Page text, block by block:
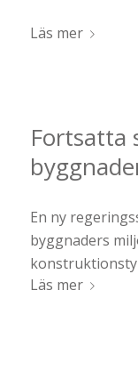
Läs mer
Fortsatta
En ny
byggnaders
Läs mer